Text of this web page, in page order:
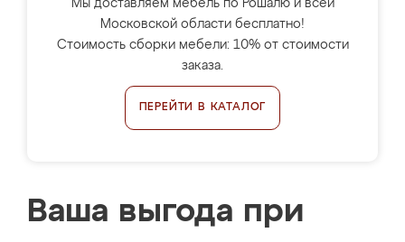
Мы доставляем мебель по Рошалю и всей
Московской области бесплатно!
Стоимость сборки мебели: 10% от стоимости
заказа.
ПЕРЕЙТИ В КАТАЛОГ
Ваша выгода при